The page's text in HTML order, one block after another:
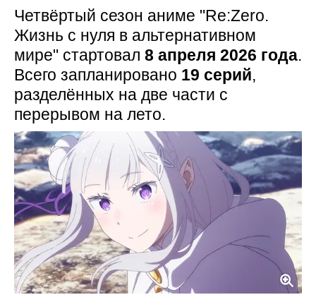
Четвёртый сезон аниме "Re:Zero.
Жизнь с нуля в альтернативном
мире" стартовал 8 апреля 2026 года.
Всего запланировано 19 серий,
разделённых на две части с
перерывом на лето.